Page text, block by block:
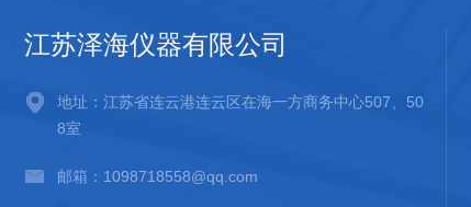
江苏泽海仪器有限公司
地址：江苏省连云港连云区在海一方商务中心507、50
8室
邮箱：1098718558@qq.com